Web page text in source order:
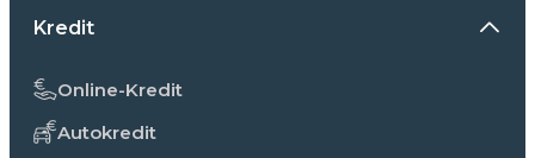
Kredit
Online-Kredit
Autokredit